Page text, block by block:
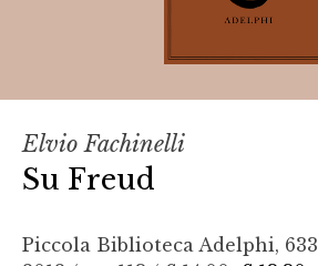
Elvio Fachinelli
Su Freud
Piccola Biblioteca Adelphi, 633